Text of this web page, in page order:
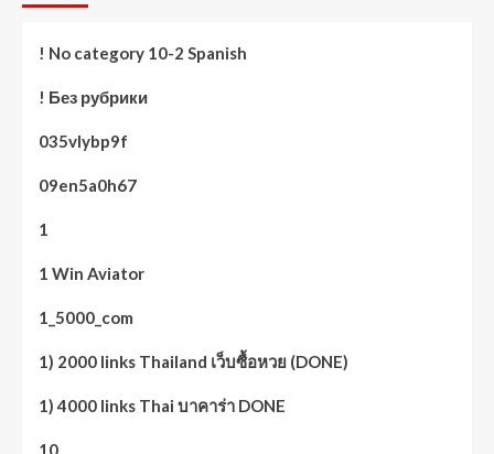
! No category 10-2 Spanish
! Без рубрики
035vlybp9f
09en5a0h67
1
1 Win Aviator
1_5000_com
1) 2000 links Thailand เว็บซื้อหวย (DONE)
1) 4000 links Thai บาคาร่า DONE
10